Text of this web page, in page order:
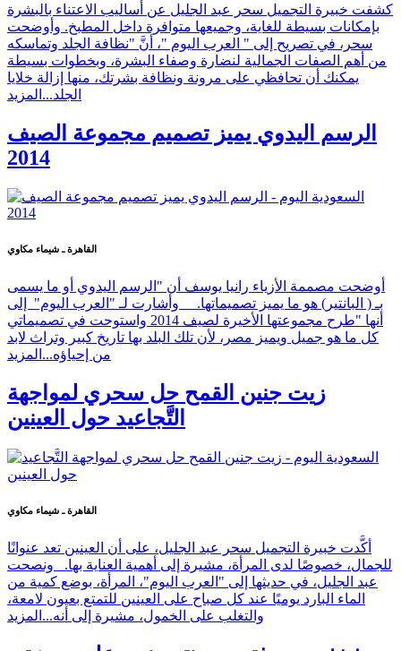
كشفت خبيرة التجميل سحر عبد الجليل عن أساليب الاعتناء بالبشرة
بإمكانات بسيطة للغاية، وجميعها متوافرة داخل المطبخ. وأوضحت
سحر، في تصريح إلى " العرب اليوم "، أنَّ "نظافة الجلد وتماسكه
من أهم الصفات الجمالية لنضارة وصفاء البشرة، وبخطوات بسيطة
يمكنك أن تحافظي على مرونة ونظافة بشرتك، منها إزالة خلايا
الجلد... المزيد
الرسم اليدوي يميز تصميم مجموعة الصيف
2014
القاهرة ـ شيماء مكاوي
أوضحت مصممة الأزياء رانيا يوسف أن "الرسم اليدوي أو ما يسمى
بـ ( البانتير) هو ما يميز تصميماتها. وأشارت لـ "العرب اليوم" إلى
أنها "طرح مجموعتها الأخيرة لصيف 2014 واستوحت في تصميماتي
كل ما هو جميل ويميز مصر، لأن تلك البلد بها تاريخ كبير وتراث لابد
من إحياؤه... المزيد
زيت جنين القمح حل سحري لمواجهة
التَّجاعيد حول العينين
القاهرة ـ شيماء مكاوي
أكَّدت خبيرة التجميل سحر عبد الجليل، على أن العينين تعد عنوانًا
للجمال، خصوصًا لدى المرأة، مشيرة إلى أهمية العناية بها. ونصحت
عبد الجليل، في حديثها إلى "العرب اليوم"، المرأة، بوضع كمية من
الماء البارد يوميًا عند كل صباح على العينين للتمتع بعيون لامعة،
والتغلب على الخمول، مشيرة إلى أنه... المزيد